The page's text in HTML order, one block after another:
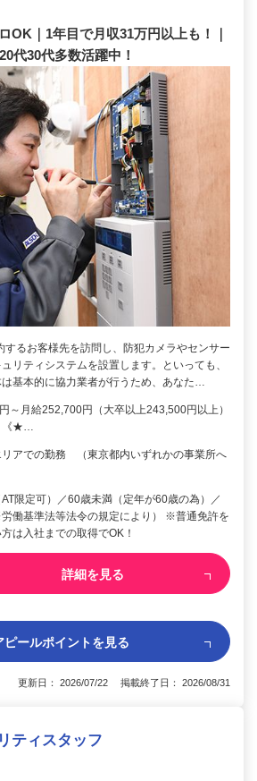
OK｜1年目で月収31万円以上も！｜
代30代多数活躍中！
するお客様先を訪問し、防犯カメラやセンサー
リティシステムを設置します。といっても、
基本的に協力業者が行うため、あなた…
～月給252,700円（大卒以上243,500円以上）
《★…
リアでの勤務 （東京都内いずれかの事業所へ
限定可）／60歳未満（定年が60歳の為）／
働基準法等法令の規定により） ※普通免許を
は入社までの取得でOK！
詳細を見る
ピールポイントを見る
更新日： 2026/07/22 掲載終了日： 2026/08/31
ティスタッフ